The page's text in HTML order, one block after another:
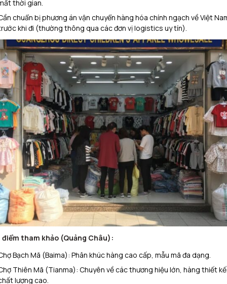
thời gian.
chuẩn bị phương án vận chuyển hàng hóa chính ngạch về Việt
khi đi (thường thông qua các đơn vị logistics uy tín).
tham khảo (Quảng Châu):
Bạch Mã (Baima): Phân khúc hàng cao cấp, mẫu mã đa dạng.
Thiên Mã (Tianma): Chuyên về các thương hiệu lớn, hàng thiết
lượng cao.